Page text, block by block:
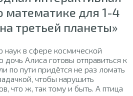
математике для 1-4
третьей планеты»
наук в сфере космической
дочь Алиса готовы отправиться к
по пути придётся не раз ломать
чтобы нарушить
что ж, так тому и быть. А птица